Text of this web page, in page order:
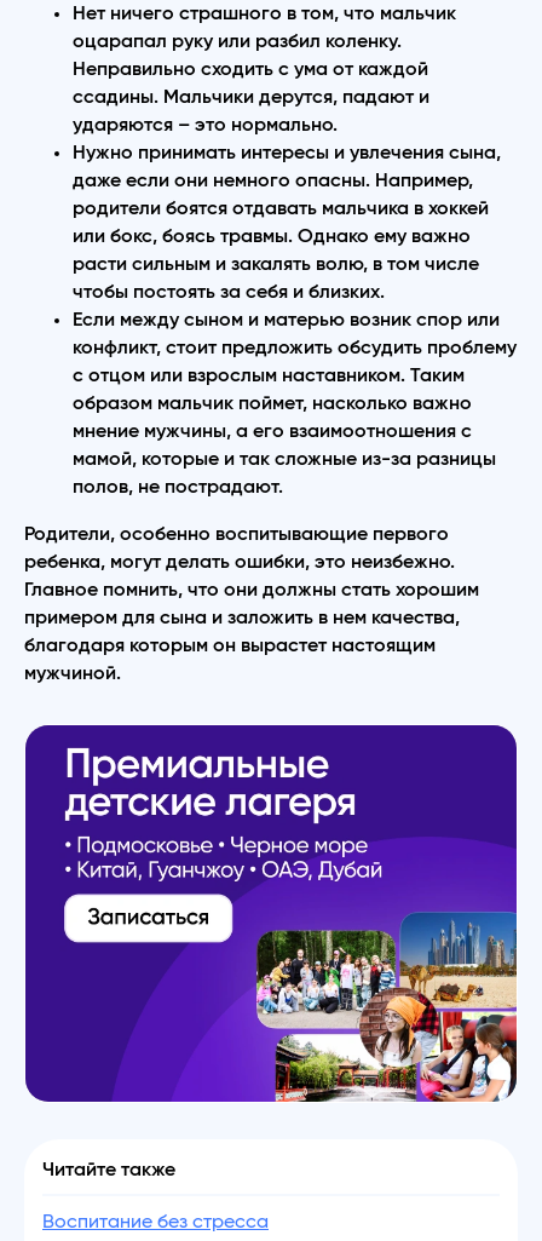
Нет ничего страшного в том, что мальчик
оцарапал руку или разбил коленку.
Неправильно сходить с ума от каждой
ссадины. Мальчики дерутся, падают и
ударяются – это нормально.
Нужно принимать интересы и увлечения сына,
даже если они немного опасны. Например,
родители боятся отдавать мальчика в хоккей
или бокс, боясь травмы. Однако ему важно
расти сильным и закалять волю, в том числе
чтобы постоять за себя и близких.
Если между сыном и матерью возник спор или
конфликт, стоит предложить обсудить проблему
с отцом или взрослым наставником. Таким
образом мальчик поймет, насколько важно
мнение мужчины, а его взаимоотношения с
мамой, которые и так сложные из-за разницы
полов, не пострадают.
Родители, особенно воспитывающие первого
ребенка, могут делать ошибки, это неизбежно.
Главное помнить, что они должны стать хорошим
примером для сына и заложить в нем качества,
благодаря которым он вырастет настоящим
мужчиной.
Читайте также
Воспитание без стресса